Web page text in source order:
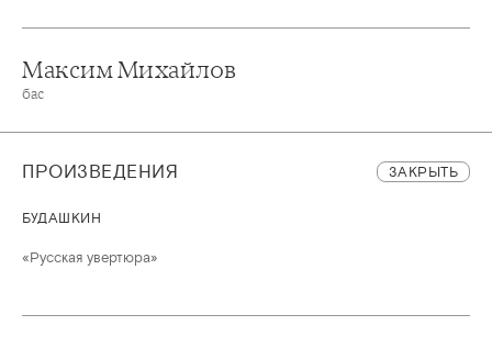
Максим Михайлов
бас
ПРОИЗВЕДЕНИЯ ЗАКРЫТЬ
БУДАШКИН
«Русская увертюра»